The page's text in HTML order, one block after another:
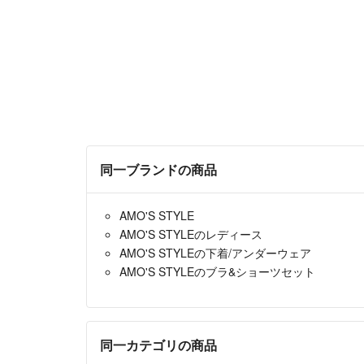
同一ブランドの商品
AMO'S STYLE
AMO'S STYLEのレディース
AMO'S STYLEの下着/アンダーウェア
AMO'S STYLEのブラ&ショーツセット
同一カテゴリの商品